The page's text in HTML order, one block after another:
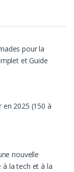
pour la
et Guide
en 2025 (150 à
nouvelle
la tech et à la